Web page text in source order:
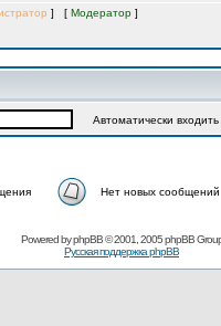
] [ Модератор ]
Автоматически входить
Нет новых сообщений
Powered byphpBB© 2001, 2005 phpBB
Русская поддержка phpBB